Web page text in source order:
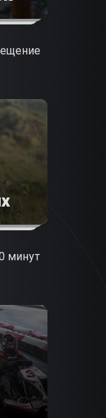
минут